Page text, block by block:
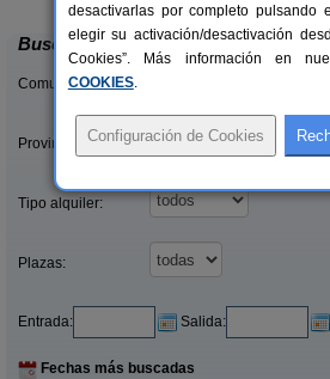
Buscar
Comunidades:
Provincias/Islas:
Tipo alquiler:
Plazas:
Entrada: Salida:
Fechas más buscadas
desactivarlas por completo pulsando
elegir su activación/desactivación
Cookies”. Más información en
COOKIES.